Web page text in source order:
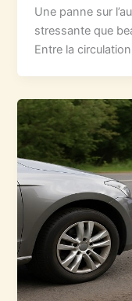
Une panne sur
stressante que
Entre la